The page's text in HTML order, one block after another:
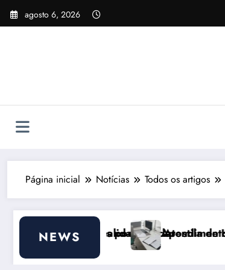
Pular
para
agosto 6, 2026
Página inicial Notícias Todos os artigos
NEWS
de Haia Portugal 2026: Efeitos